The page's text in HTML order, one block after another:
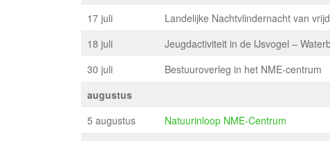
17 juli
Landelijke Nachtvlindernacht van
18 juli
Jeugdactiviteit in de IJsvogel –
30 juli
Bestuuroverleg in het NME-centrum
augustus
5 augustus
Natuurinloop NME-Centrum